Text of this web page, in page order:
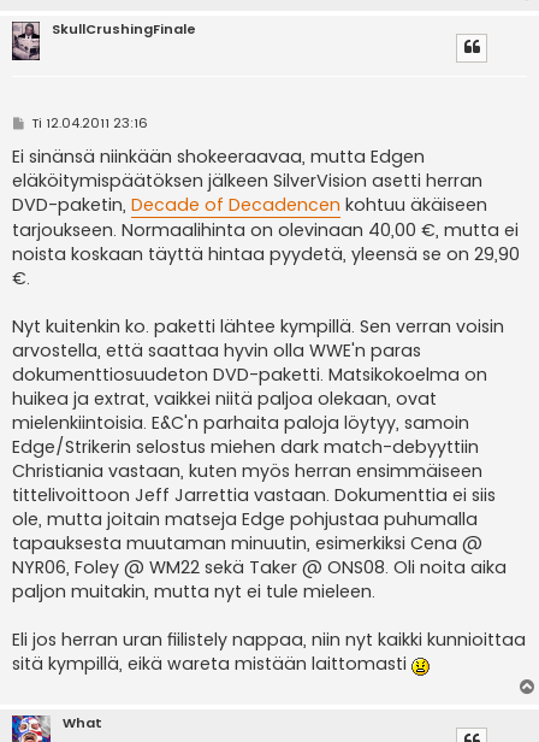
SkullCrushingFinale
V
e
s
t
i
Ti 12.04.2011 23:16
Ei sinänsä niinkään shokeeraavaa, mutta Edgen
eläköitymispäätöksen jälkeen SilverVision asetti herran
DVD-paketin, Decade of Decadencen kohtuu äkäiseen
tarjoukseen. Normaalihinta on olevinaan 40,00 €, mutta ei
noista koskaan täyttä hintaa pyydetä, yleensä se on 29,90
€.
Nyt kuitenkin ko. paketti lähtee kympillä. Sen verran voisin
arvostella, että saattaa hyvin olla WWE'n paras
dokumenttiosuudeton DVD-paketti. Matsikokoelma on
huikea ja extrat, vaikkei niitä paljoa olekaan, ovat
mielenkiintoisia. E&C'n parhaita paloja löytyy, samoin
Edge/Strikerin selostus miehen dark match-debyyttiin
Christiania vastaan, kuten myös herran ensimmäiseen
tittelivoittoon Jeff Jarrettia vastaan. Dokumenttia ei siis
ole, mutta joitain matseja Edge pohjustaa puhumalla
tapauksesta muutaman minuutin, esimerkiksi Cena @
NYR06, Foley @ WM22 sekä Taker @ ONS08. Oli noita aika
paljon muitakin, mutta nyt ei tule mieleen.
Eli jos herran uran fiilistely nappaa, niin nyt kaikki kunnioittaa
sitä kympillä, eikä wareta mistään laittomasti
What